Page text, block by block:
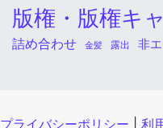
版権・版権キ
詰め合わせ 金髪 露出 非
プライバシーポリシー 利